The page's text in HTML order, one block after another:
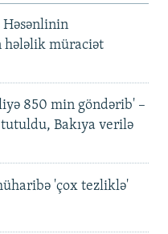
Həsənlinin
hələlik müraciət
850 min göndərib' –
Bakıya verilə
'çox tezliklə'